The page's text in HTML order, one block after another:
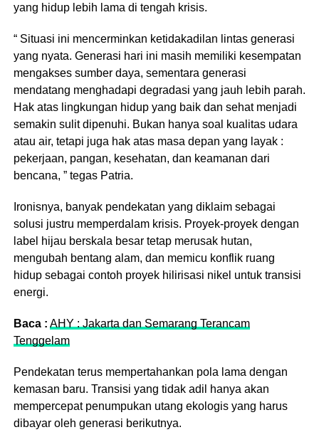
yang hidup lebih lama di tengah krisis.
“ Situasi ini mencerminkan ketidakadilan lintas generasi
yang nyata. Generasi hari ini masih memiliki kesempatan
mengakses sumber daya, sementara generasi
mendatang menghadapi degradasi yang jauh lebih parah.
Hak atas lingkungan hidup yang baik dan sehat menjadi
semakin sulit dipenuhi. Bukan hanya soal kualitas udara
atau air, tetapi juga hak atas masa depan yang layak :
pekerjaan, pangan, kesehatan, dan keamanan dari
bencana, ” tegas Patria.
Ironisnya, banyak pendekatan yang diklaim sebagai
solusi justru memperdalam krisis. Proyek-proyek dengan
label hijau berskala besar tetap merusak hutan,
mengubah bentang alam, dan memicu konflik ruang
hidup sebagai contoh proyek hilirisasi nikel untuk transisi
energi.
Baca : AHY : Jakarta dan Semarang Terancam
Tenggelam
Pendekatan terus mempertahankan pola lama dengan
kemasan baru. Transisi yang tidak adil hanya akan
mempercepat penumpukan utang ekologis yang harus
dibayar oleh generasi berikutnya.